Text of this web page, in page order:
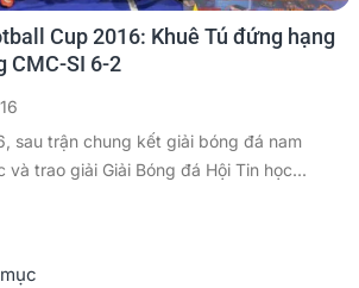
Cup 2016: Khuê Tú đứng hạng
CMC-SI 6-2
sau trận chung kết giải bóng đá nam
và trao giải Giải Bóng đá Hội Tin học...